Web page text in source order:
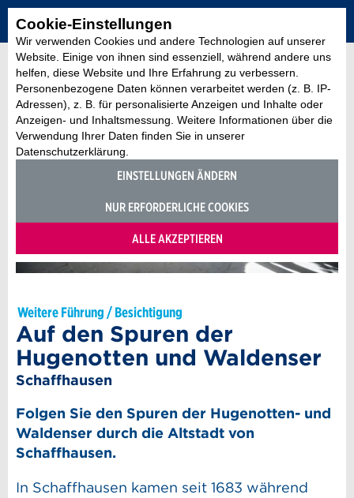
Cookie-Einstellungen
Wir verwenden Cookies und andere Technologien auf unserer
Website. Einige von ihnen sind essenziell, während andere uns
helfen, diese Website und Ihre Erfahrung zu verbessern.
Personenbezogene Daten können verarbeitet werden (z. B. IP-
Adressen), z. B. für personalisierte Anzeigen und Inhalte oder
Anzeigen- und Inhaltsmessung. Weitere Informationen über die
Verwendung Ihrer Daten finden Sie in unserer
Datenschutzerklärung.
EINSTELLUNGEN ÄNDERN
NUR ERFORDERLICHE COOKIES
ALLE AKZEPTIEREN
Weitere Führung / Besichtigung
Auf den Spuren der
Hugenotten und Waldenser
Schaffhausen
Folgen Sie den Spuren der Hugenotten- und
Waldenser durch die Altstadt von
Schaffhausen.
In Schaffhausen kamen seit 1683 während